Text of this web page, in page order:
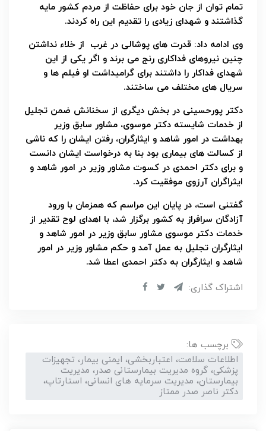
تمام توان از جان خود برای حفاظت از مردم کشور مایه
گذاشتند و شهدای زیادی را تقدیم این راه کردند.
وی ادامه داد: قدرت های پوشالی در غرب از خلاء نداشتن
چنین نیروهای فداکاری رنج می برند و اگر یکی از این
شهدای فداکار را داشتند برای گرامیداشت او فیلم ها و
سریال های مختلف می ساختند.
دکتر پورحسینی در بخش دیگری از سخنانش ضمن تجلیل
از خدمات شایسته دکتر موسوی، مشاور سابق وزیر
بهداشت در امور شاهد و ایثارگران، رفتن ایشان را که ناشی
از کسالت های بیماری بود بنا به درخواست ایشان دانست
و برای دکتر احمدی در کسوت مشاور وزیر در امور شاهد و
ایثراگران آرزوی موفقیت کرد.
گفتنی است، در پایان این مراسم که همزمان با ورود
آزادگان سرافراز به کشور برگزار شد، با اهدای لوح تقدیر از
خدمات دکتر موسوی مشاور سابق وزیر در امور شاهد و
ایثارگران تجلیل به عمل آمد و حکم مشاور وزیر در امور
شاهد و ایثارگران به دکتر احمدی اعطا شد.
اشتراک گذاری:
برچسب ها:
اطلاعات سلامت، اعتباربخشی، ایمنی بیمار، تجهیزات
پزشکی، گروه مدیریت بیمارستانی صدر، مدیریت
بیمارستان، مدیریت سرمایه های انسانی، استارتاپ،
دکتر ناصر صدر ممتاز